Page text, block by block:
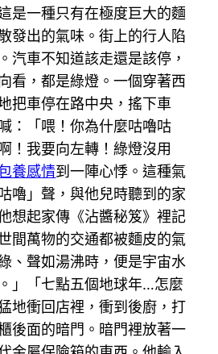
是一種只有在極度巨大的麵
發出的氣味。街上的行人陷
汽車不知道該走還是該停，
看，都是綠燈。一個穿著西
把車停在路中央，搖下車
：「喂！你為什麼咕嚕咕
！我要向左轉！綠燈沒用
養感情到一陣心悸。這種氣
嚕」聲，與他兒時聽到的家
想起家傳《沾醬秘笈》裡記
間萬物的交通都被麵皮的氣
、聲如湯沸時，便是宇宙水
」「七點五個地球年…怎麼
地衝回店裡，衝到後廚，打
後面的暗門。暗門裡放著一